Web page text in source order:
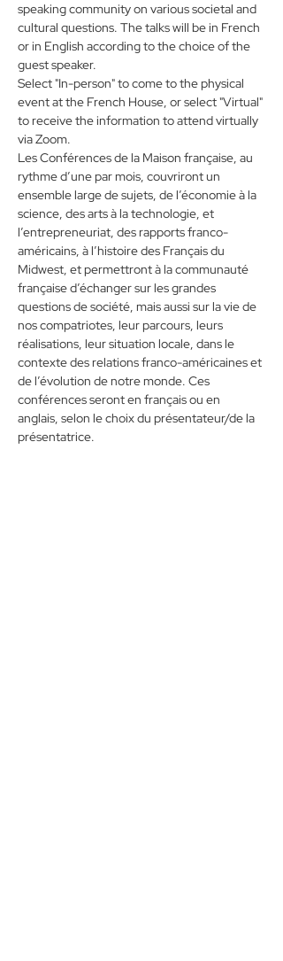
speaking community on various societal and
cultural questions. The talks will be in French
or in English according to the choice of the
guest speaker.
Select "In-person" to come to the physical
event at the French House, or select "Virtual"
to receive the information to attend virtually
via Zoom.
Les Conférences de la Maison française, au
rythme d’une par mois, couvriront un
ensemble large de sujets, de l’économie à la
science, des arts à la technologie, et
l’entrepreneuriat, des rapports franco-
américains, à l’histoire des Français du
Midwest, et permettront à la communauté
française d’échanger sur les grandes
questions de société, mais aussi sur la vie de
nos compatriotes, leur parcours, leurs
réalisations, leur situation locale, dans le
contexte des relations franco-américaines et
de l’évolution de notre monde. Ces
conférences seront en français ou en
anglais, selon le choix du présentateur/de la
présentatrice.